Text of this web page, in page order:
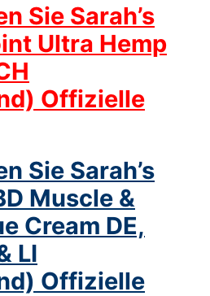
Sie Sarah’s
Ultra Hemp
Offizielle
Sie Sarah’s
Muscle &
Cream DE,
LI
Offizielle